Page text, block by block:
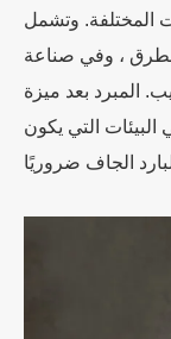
المختلفة. وتشمل
الطرق ، وفي صناعة
المبرد بعد ميزة
التي يكون